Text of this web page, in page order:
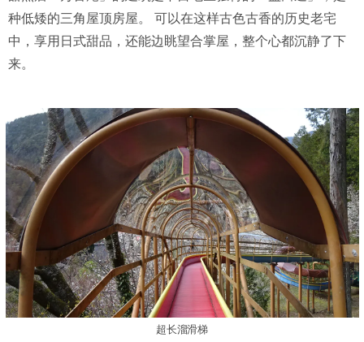
种低矮的三角屋顶房屋。 可以在这样古色古香的历史老宅
中，享用日式甜品，还能边眺望合掌屋，整个心都沉静了下
来。
超长溜滑梯